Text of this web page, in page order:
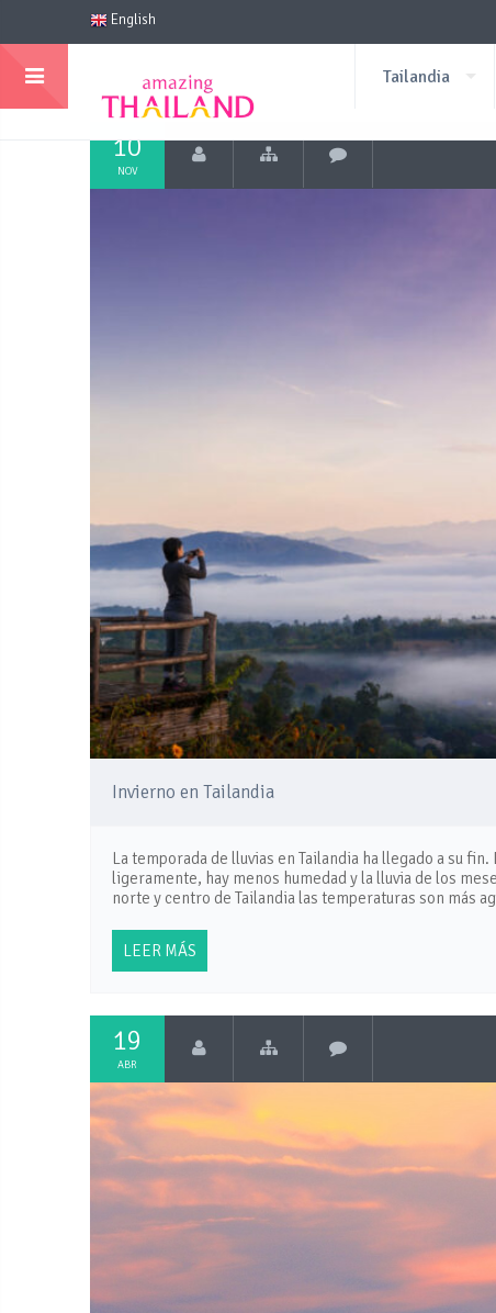
English
Tailandia
10
NOV
Invierno en Tailandia
La temporada de lluvias en Tailandia ha llegado a su
ligeramente, hay menos humedad y la lluvia de los
norte y centro de Tailandia las temperaturas son más
LEER MÁS
19
ABR